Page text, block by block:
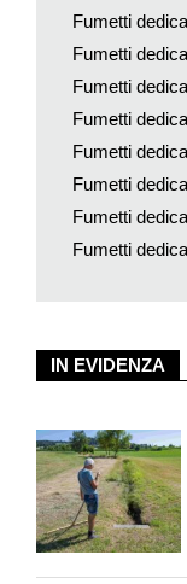
IN EVIDENZA
Fumetti
Fumetti
Fumetti
Fumetti
Fumetti
Fumetti
Fumetti
Fumetti